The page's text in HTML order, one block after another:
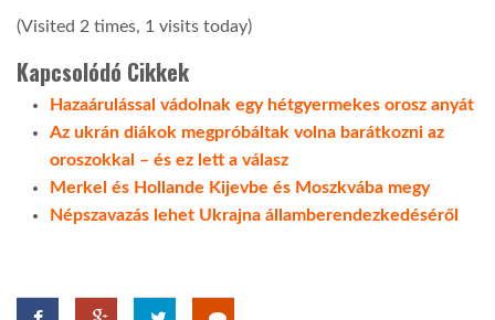
(Visited 2 times, 1 visits today)
Kapcsolódó Cikkek
Hazaárulással vádolnak egy hétgyermekes orosz anyát
Az ukrán diákok megpróbáltak volna barátkozni az
oroszokkal – és ez lett a válasz
Merkel és Hollande Kijevbe és Moszkvába megy
Népszavazás lehet Ukrajna államberendezkedéséről